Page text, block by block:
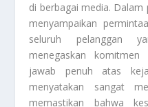
di berbagai media.
menyampaikan
seluruh pelanggan
menegaskan
jawab penuh atas
menyatakan sangat
memastikan bahwa